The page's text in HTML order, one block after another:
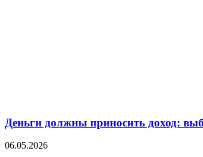
Деньги должны приносить доход:
06.05.2026